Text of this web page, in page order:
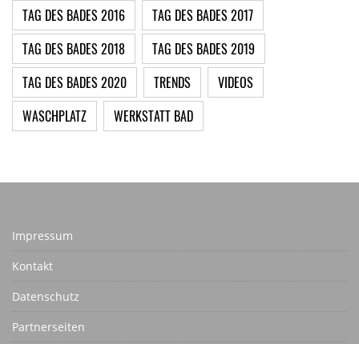
TAG DES BADES 2016
TAG DES BADES 2017
TAG DES BADES 2018
TAG DES BADES 2019
TAG DES BADES 2020
TRENDS
VIDEOS
WASCHPLATZ
WERKSTATT BAD
Impressum
Kontakt
Datenschutz
Partnerseiten